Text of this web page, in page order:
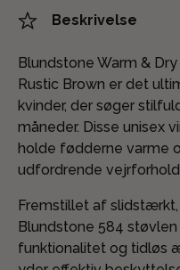
Beskrivelse
Blundstone Warm &
Rustic Brown er det
kvinder, der søger
måneder. Disse unisex
holde fødderne varme
udfordrende
Fremstillet af
Blundstone 584
funktionalitet og tidløs